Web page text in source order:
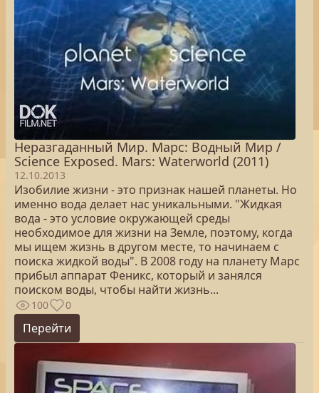
Неразгаданный Мир. Марс: Водный Мир /
Science Exposed. Mars: Waterworld (2011)
12.10.2013
Изобилие жизни - это признак нашей планеты. Но
именно вода делает нас уникальными. "Жидкая
вода - это условие окружающей среды
необходимое для жизни на Земле, поэтому, когда
мы ищем жизнь в другом месте, то начинаем с
поиска жидкой воды". В 2008 году на планету Марс
прибыл аппарат Феникс, который и занялся
поиском воды, чтобы найти жизнь...
100 0
Перейти